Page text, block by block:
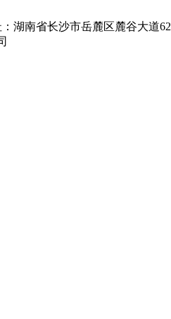
湖南省长沙市岳麓区麓谷大道